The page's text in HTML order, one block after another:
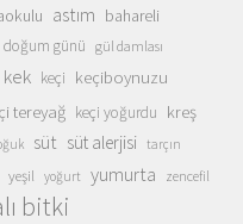
astım bahareli
doğum günü gül damlası
kek keçi keçiboynuzu
tereyağ keçi yoğurdu kreş
süt süt alerjisi tarçın
yeşil yoğurt yumurta zencefil
bitki